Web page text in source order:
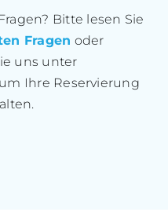
Bitte lesen Sie
Fragen oder
uns unter
Ihre Reservierung